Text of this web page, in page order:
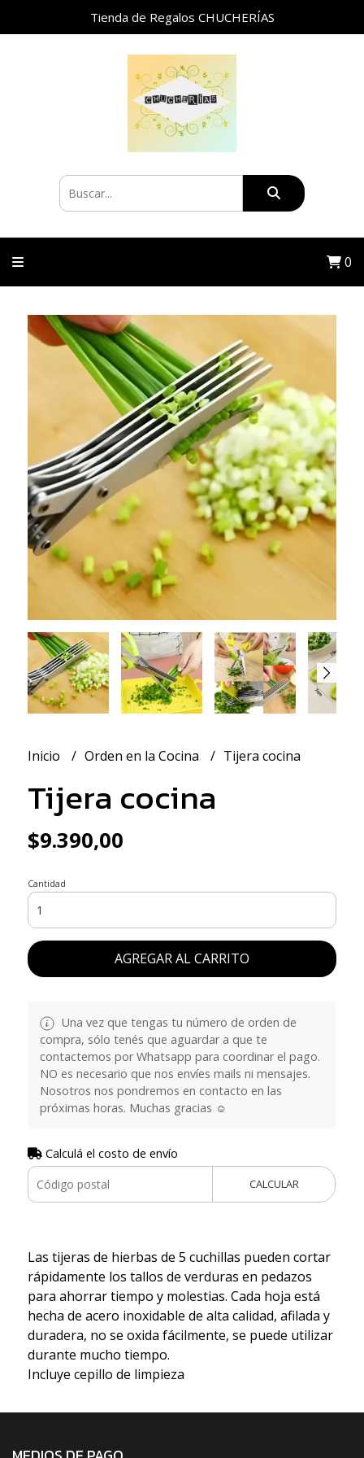
Tienda de Regalos CHUCHERÍAS
0
Inicio Orden en la Cocina Tijera cocina
Tijera cocina
$9.390,00
Cantidad
AGREGAR AL CARRITO
Una vez que tengas tu número de orden de
compra, sólo tenés que aguardar a que te
contactemos por Whatsapp para coordinar el pago.
NO es necesario que nos envíes mails ni mensajes.
Nosotros nos pondremos en contacto en las
próximas horas. Muchas gracias ☺️
Calculá el costo de envío
CALCULAR
Las tijeras de hierbas de 5 cuchillas pueden cortar
rápidamente los tallos de verduras en pedazos
para ahorrar tiempo y molestias. Cada hoja está
hecha de acero inoxidable de alta calidad, afilada y
duradera, no se oxida fácilmente, se puede utilizar
durante mucho tiempo.
Incluye cepillo de limpieza